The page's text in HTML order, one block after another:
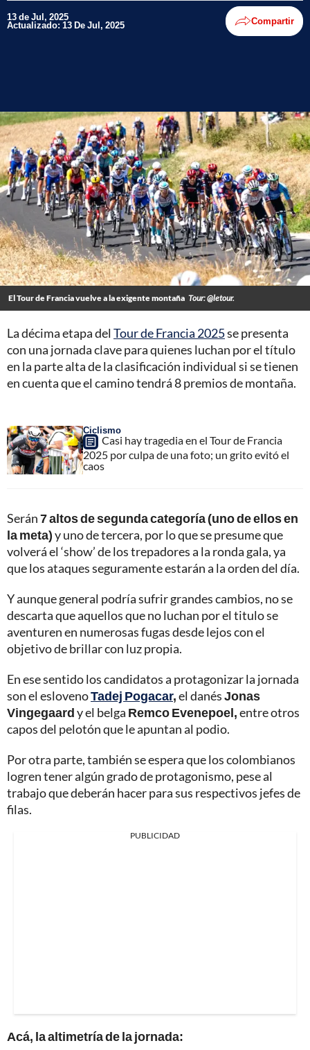
13 de Jul, 2025
Actualizado: 13 De Jul, 2025 Compartir
El Tour de Francia vuelve a la exigente montaña Tour: @letour.
La décima etapa del Tour de Francia 2025se presenta
con una jornada clave para quienes luchan por el título
en la parte alta de la clasificación individual si se tienen
en cuenta que el camino tendrá 8 premios de montaña.
Ciclismo
Casi hay tragedia en el Tour de Francia
2025 por culpa de una foto; un grito evitó el
caos
Serán7 altos de segunda categoría (uno de ellos en
la meta)y uno de tercera, por lo que se presume que
volverá el ‘show’ de los trepadores a la ronda gala, ya
que los ataques seguramente estarán a la orden del día.
Y aunque general podría sufrir grandes cambios, no se
descarta que aquellos que no luchan por el titulo se
aventuren en numerosas fugas desde lejos con el
objetivo de brillar con luz propia.
En ese sentido los candidatos a protagonizar la jornada
son el eslovenoTadej Pogacar,el danésJonas
Vingegaardy el belga Remco Evenepoel,entre otros
capos del pelotón que le apuntan al podio.
Por otra parte, también se espera que los colombianos
logren tener algún grado de protagonismo, pese al
trabajo que deberán hacer para sus respectivos jefes de
filas.
PUBLICIDAD
Acá, la altimetría de la jornada: